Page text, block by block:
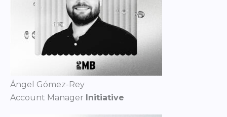
Ángel Gómez-Rey
Account Manager Initiative